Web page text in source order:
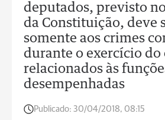
deputados, previsto
da Constituição, deve
somente aos crimes
durante o exercício do
relacionados às
desempenhadas
Publicado: 30/04/2018, 08:15